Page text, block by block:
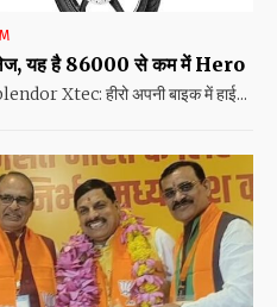
यह है 86000 से कम में Hero
Xtec: हीरो अपनी बाइक में हाई...